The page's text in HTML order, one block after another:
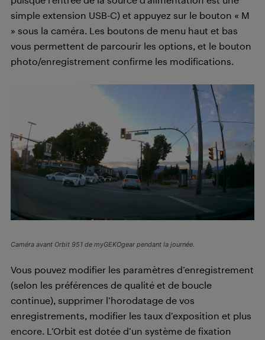
simple extension USB-C) et appuyez sur le bouton « M
» sous la caméra. Les boutons de menu haut et bas
vous permettent de parcourir les options, et le bouton
photo/enregistrement confirme les modifications.
Caméra avant Orbit 951 de myGEKOgear pendant la journée.
Vous pouvez modifier les paramètres d’enregistrement
(selon les préférences de qualité et de boucle
continue), supprimer l’horodatage de vos
enregistrements, modifier les taux d’exposition et plus
encore. L’Orbit est dotée d’un système de fixation